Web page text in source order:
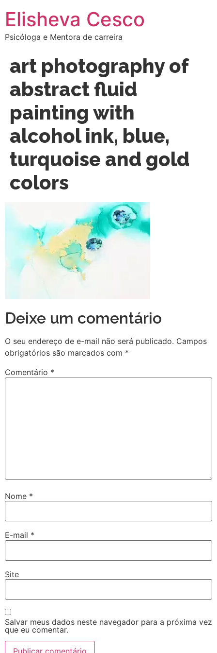
Elisheva Cesco
Psicóloga e Mentora de carreira
art photography of
abstract fluid
painting with
alcohol ink, blue,
turquoise and gold
colors
Deixe um comentário
O seu endereço de e-mail não será publicado. Campos
obrigatórios são marcados com *
Comentário *
Nome *
E-mail *
Site
Salvar meus dados neste navegador para a próxima vez
que eu comentar.